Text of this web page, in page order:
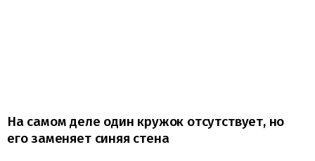
На самом деле один кружок отсутствует, но
его заменяет синяя стена